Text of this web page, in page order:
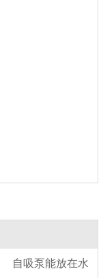
自吸泵能放在水